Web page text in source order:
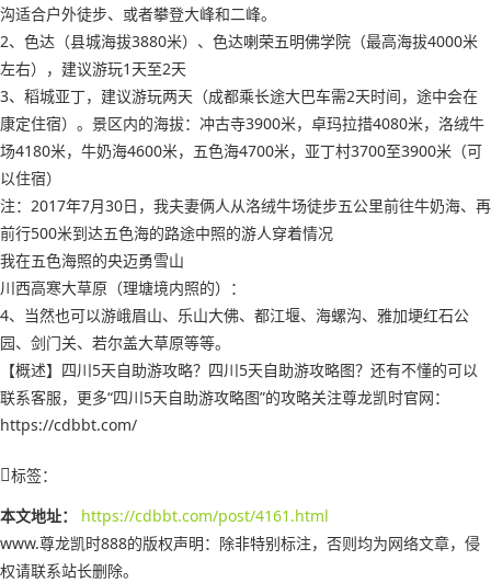
沟适合户外徒步、或者攀登大峰和二峰。
2、色达（县城海拔3880米）、色达喇荣五明佛学院（最高海拔4000米
左右），建议游玩1天至2天
3、稻城亚丁，建议游玩两天（成都乘长途大巴车需2天时间，途中会在
康定住宿）。景区内的海拔：冲古寺3900米，卓玛拉措4080米，洛绒牛
场4180米，牛奶海4600米，五色海4700米，亚丁村3700至3900米（可
以住宿）
注：2017年7月30日，我夫妻俩人从洛绒牛场徒步五公里前往牛奶海、再
前行500米到达五色海的路途中照的游人穿着情况
我在五色海照的央迈勇雪山
川西高寒大草原（理塘境内照的）：
4、当然也可以游峨眉山、乐山大佛、都江堰、海螺沟、雅加埂红石公
园、剑门关、若尔盖大草原等等。
【概述】四川5天自助游攻略？四川5天自助游攻略图？还有不懂的可以
联系客服，更多“四川5天自助游攻略图”的攻略关注尊龙凯时官网：
https://cdbbt.com/
标签：
本文地址：
https://cdbbt.com/post/4161.html
www.尊龙凯时888的版权声明： 除非特别标注，否则均为网络文章，侵
权请联系站长删除。